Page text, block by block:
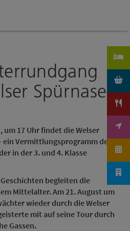
Spürnasen
um 17 Uhr findet die Welser
ein Vermittlungsprogramm des
in der 3. und 4. Klasse
begleiten die
Mittelalter. Am 21. August um
wieder durch die Welser
mit auf seine Tour durch
Gassen.